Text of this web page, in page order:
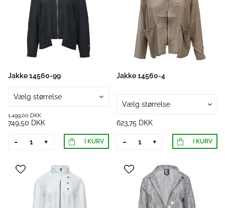
Jakke 14560-99
Vælg størrelse
1.499,00 DKK
749,50 DKK
- + I KURV
Jakke 14560-4
Vælg størrelse
623,75 DKK
- + I KURV